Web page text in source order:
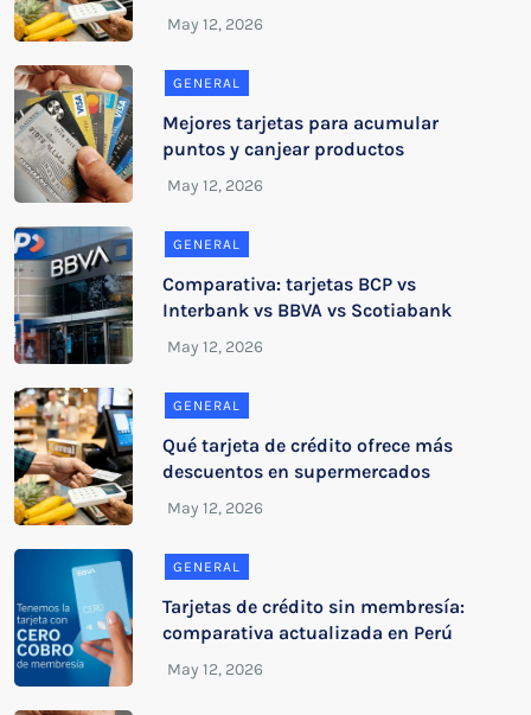
GENERAL
Mejores tarjetas para acumular
puntos y canjear productos
GENERAL
Comparativa: tarjetas BCP vs
Interbank vs BBVA vs Scotiabank
GENERAL
Qué tarjeta de crédito ofrece más
descuentos en supermercados
GENERAL
Tarjetas de crédito sin membresía:
comparativa actualizada en Perú